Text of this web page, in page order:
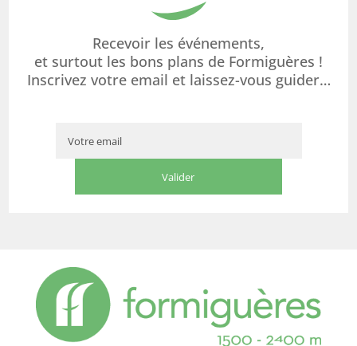
Recevoir les événements,
et surtout les bons plans de Formiguères !
Inscrivez votre email et laissez-vous guider…